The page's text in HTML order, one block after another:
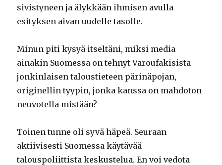
sivistyneen ja älykkään ihmisen avulla
esityksen aivan uudelle tasolle.
Minun piti kysyä itseltäni, miksi media
ainakin Suomessa on tehnyt Varoufakisista
jonkinlaisen taloustieteen pärinäpojan,
originellin tyypin, jonka kanssa on mahdoton
neuvotella mistään?
Toinen tunne oli syvä häpeä. Seuraan
aktiivisesti Suomessa käytävää
talouspoliittista keskustelua. En voi vedota